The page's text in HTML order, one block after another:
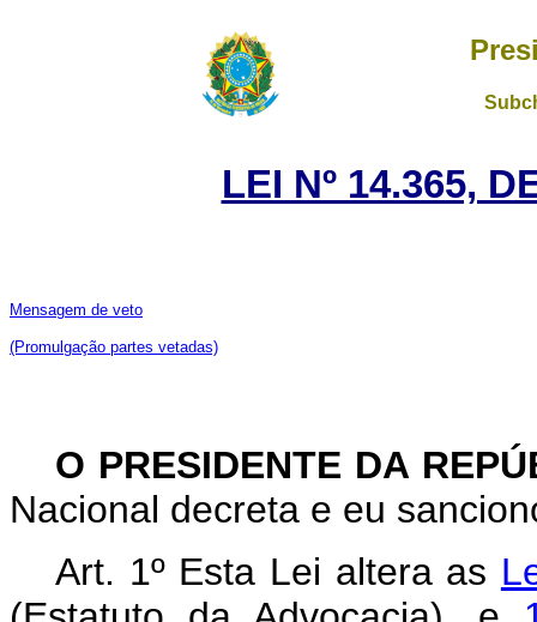
LEI Nº 14.365,
Mensagem de veto
(Promulgação partes vetadas)
O PRESIDENTE DA
Nacional decreta e eu
Art. 1º Esta Lei altera as